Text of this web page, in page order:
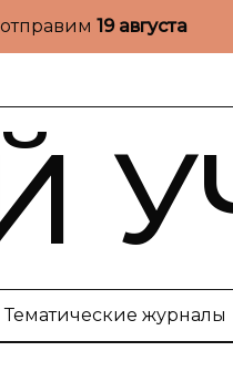
19 августа
Тематические журналы